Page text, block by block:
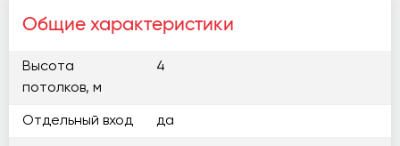
Общие характеристики
Высота
потолков, м
4
Отдельный вход да